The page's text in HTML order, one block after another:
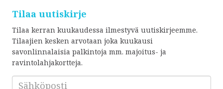
Tilaa uutiskirje
Tilaa kerran kuukaudessa ilmestyvä uutiskirjeemme.
Tilaajien kesken arvotaan joka kuukausi
savonlinnalaisia palkintoja mm. majoitus- ja
ravintolahjakortteja.
Sähköposti